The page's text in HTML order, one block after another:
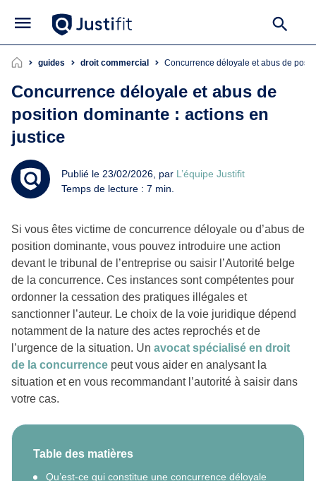
guides droit commercial Concurrence déloyale et abus de
Concurrence déloyale et abus de
position dominante : actions en
justice
Publié le 23/02/2026, par L’équipe Justifit
Temps de lecture : 7 min.
Si vous êtes victime de concurrence déloyale ou d’abus de
position dominante, vous pouvez introduire une action
devant le tribunal de l’entreprise ou saisir l’Autorité belge
de la concurrence. Ces instances sont compétentes pour
ordonner la cessation des pratiques illégales et
sanctionner l’auteur. Le choix de la voie juridique dépend
notamment de la nature des actes reprochés et de
l’urgence de la situation. Un avocat spécialisé en droit
de la concurrence peut vous aider en analysant la
situation et en vous recommandant l’autorité à saisir dans
votre cas.
Table des matières
Qu’est-ce qui constitue une concurrence déloyale